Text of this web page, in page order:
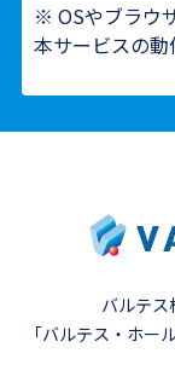
※ OSやブラウ
本サービスの動
バルテス
「バルテス・ホー